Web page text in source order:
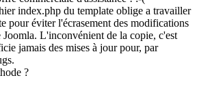
index.php du template oblige a travailler
pour éviter l'écrasement des modifications
L'inconvénient de la copie, c'est
jamais des mises à jour pour, par
?